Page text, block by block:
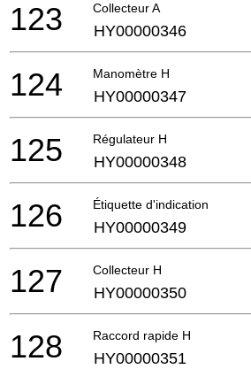
Collecteur A
123 HY00000346
Manomètre H
124 HY00000347
Régulateur H
125 HY00000348
Étiquette d'indication
126 HY00000349
Collecteur H
127 HY00000350
Raccord rapide H
128 HY00000351